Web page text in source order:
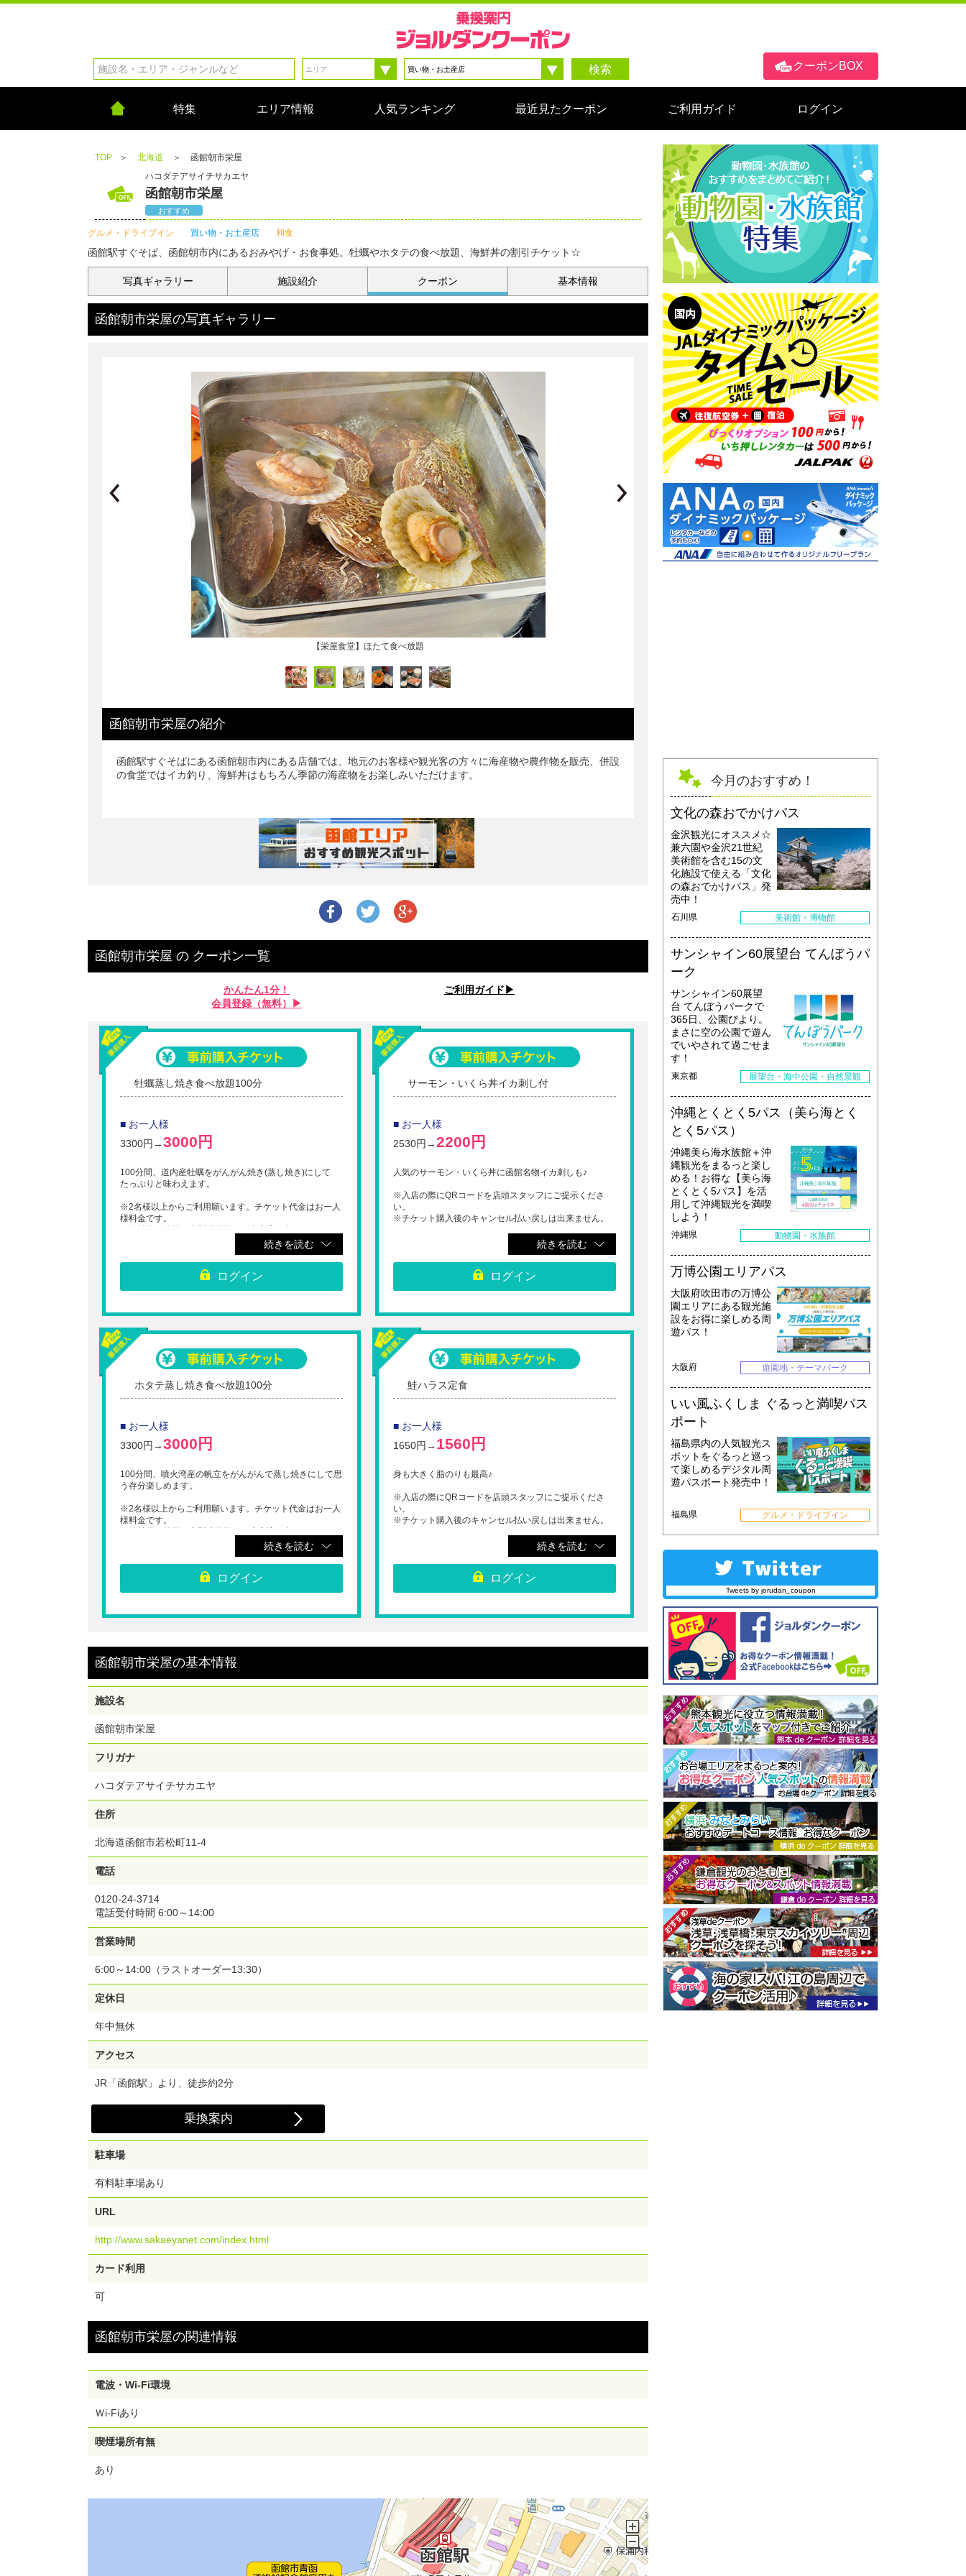
クーポンBOX
検索
特集 エリア情報 人気ランキング 最近見たクーポン ご利用ガイド ログイン
TOP ＞ 北海道 ＞
函館朝市栄屋
ハコダテアサイチサカエヤ
函館朝市栄屋
おすすめ
グルメ・ドライブイン 買い物・お土産店 和食
函館駅すぐそば、函館朝市内にあるおみやげ・お食事処。牡蠣やホタテの食べ放題、海鮮丼の割引チケット☆
写真ギャラリー 施設紹介 クーポン 基本情報
函館朝市栄屋の写真ギャラリー
【栄屋食堂】ほたて食べ放題
函館朝市栄屋の紹介
函館駅すぐそばにある函館朝市内にある店舗では、地元のお客様や観光客の方々に海産物や農作物を販売、併設
の食堂ではイカ釣り、海鮮丼はもちろん季節の海産物をお楽しみいただけます。
函館朝市栄屋 の クーポン一覧
かんたん1分！
会員登録（無料）▶︎
ご利用ガイド▶︎
牡蠣蒸し焼き食べ放題100分
■ お一人様
3300円→3000円
100分間、道内産牡蠣をがんがん焼き(蒸し焼き)にして
たっぷりと味わえます。
※2名様以上からご利用願います。チケット代金はお一人
様料金です。
事前に予約を入れた方がスムーズです。
※入店の際にQRコードを店頭スタッフにご提示くださ
い。
※チケット購入後のキャンセル払い戻しは出来ません。
続きを読む
ログイン
ホタテ蒸し焼き食べ放題100分
■ お一人様
3300円→3000円
100分間、噴火湾産の帆立をがんがんで蒸し焼きにして思
う存分楽しめます。
※2名様以上からご利用願います。チケット代金はお一人
様料金です。
事前に予約を入れた方がスムーズです。
※入店の際にQRコードを店頭スタッフにご提示くださ
い。
※チケット購入後のキャンセル払い戻しは出来ません。
続きを読む
ログイン
サーモン・いくら丼イカ刺し付
■ お一人様
2530円→2200円
人気のサーモン・いくら丼に函館名物イカ刺しも♪
※入店の際にQRコードを店頭スタッフにご提示くださ
い。
※チケット購入後のキャンセル払い戻しは出来ません。
続きを読む
ログイン
鮭ハラス定食
■ お一人様
1650円→ 1560円
身も大きく脂のりも最高♪
※入店の際にQRコードを店頭スタッフにご提示くださ
い。
※チケット購入後のキャンセル払い戻しは出来ません。
続きを読む
ログイン
函館朝市栄屋の基本情報
施設名
函館朝市栄屋
フリガナ
ハコダテアサイチサカエヤ
住所
北海道函館市若松町11-4
電話
0120-24-3714
電話受付時間 6:00～14:00
営業時間
6:00～14:00（ラストオーダー13:30）
定休日
年中無休
アクセス
JR「函館駅」より、徒歩約2分
乗換案内
駐車場
有料駐車場あり
URL
http://www.sakaeyanet.com/index.html
カード利用
可
函館朝市栄屋の関連情報
電波・Wi-Fi環境
Ｗi-Fiあり
喫煙場所有無
あり
今月のおすすめ！
文化の森おでかけパス
金沢観光にオススメ☆
兼六園や金沢21世紀
美術館を含む15の文
化施設で使える「文化
の森おでかけパス」発
売中！
石川県 美術館・博物館
サンシャイン60展望台 てんぼうパ
ーク
サンシャイン60展望
台 てんぼうパークで
365日、公園びより。
まさに空の公園で遊ん
でいやされて過ごせま
す！
東京都 展望台・海中公園・自然景観
沖縄とくとく5パス（美ら海とく
とく5パス）
沖縄美ら海水族館＋沖
縄観光をまるっと楽し
める！お得な【美ら海
とくとく5パス】を活
用して沖縄観光を満喫
しよう！
沖縄県 動物園・水族館
万博公園エリアパス
大阪府吹田市の万博公
園エリアにある観光施
設をお得に楽しめる周
遊パス！
大阪府 遊園地・テーマパーク
いい風ふくしま ぐるっと満喫パス
ポート
福島県内の人気観光ス
ポットをぐるっと巡っ
て楽しめるデジタル周
遊パスポート発売中！
福島県 グルメ・ドライブイン
Tweets by jorudan_coupon